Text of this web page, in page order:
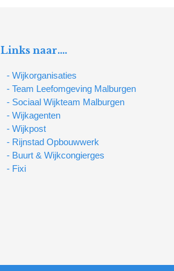
Links naar….
- Wijkorganisaties
- Team Leefomgeving Malburgen
- Sociaal Wijkteam Malburgen
- Wijkagenten
- Wijkpost
- Rijnstad Opbouwwerk
- Buurt & Wijkcongierges
- Fixi